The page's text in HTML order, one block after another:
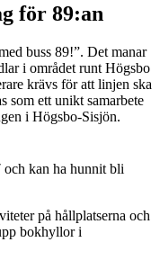
för 89:an
buss 89!”. Det manar
i området runt Högsbo
krävs för att linjen ska
som ett unikt samarbete
i Högsbo-Sisjön.
och kan ha hunnit bli
på hållplatserna och
bokhyllor i